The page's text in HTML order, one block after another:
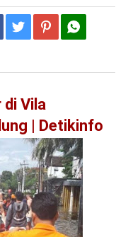
di Vila
| Detikinfo